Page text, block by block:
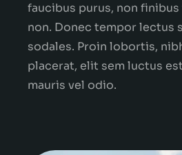
faucibus purus, non
non. Donec tempor lectus
sodales. Proin lobortis,
placerat, elit sem luctus
mauris vel odio.